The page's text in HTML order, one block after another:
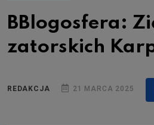
BBlogosfera:
zatorskich
REDAKCJA 21 MARCA 2025